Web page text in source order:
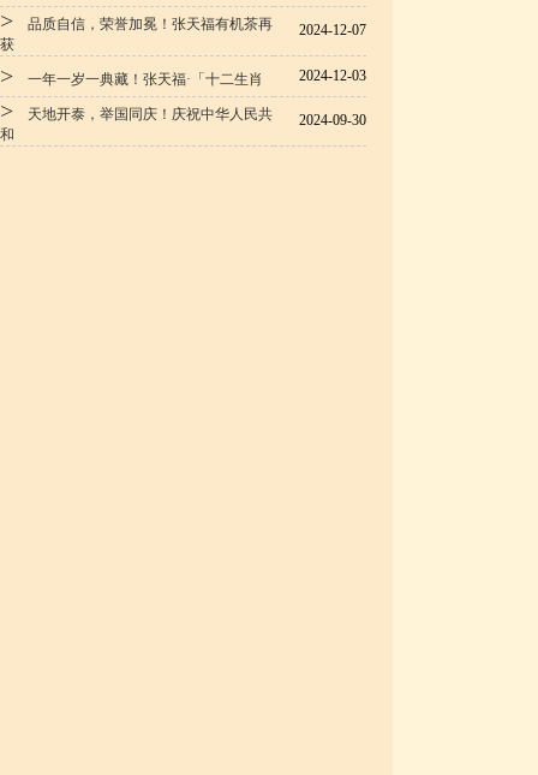
> 品质自信，荣誉加冕！张天福有机茶再
获
2024-12-07
> 一年一岁一典藏！张天福·「十二生肖 2024-12-03
> 天地开泰，举国同庆！庆祝中华人民共
和
2024-09-30